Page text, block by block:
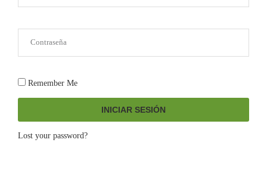
Remember Me
INICIAR SESIÓN
Lost your password?